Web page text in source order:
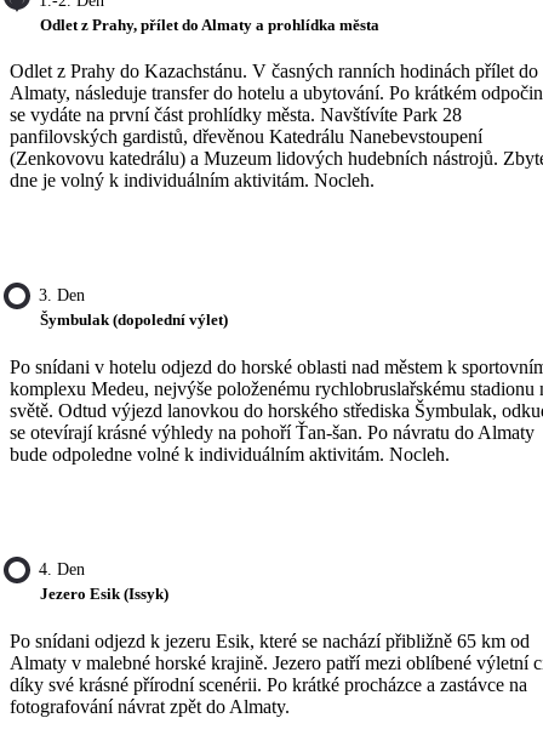
Odlet z Prahy, přílet do Almaty a prohlídka města
Odlet z Prahy do Kazachstánu. V časných ranních hodinách přílet do
Almaty, následuje transfer do hotelu a ubytování. Po krátkém
se vydáte na první část prohlídky města. Navštívíte Park 28
panfilovských gardistů, dřevěnou Katedrálu Nanebevstoupení
(Zenkovovu katedrálu) a Muzeum lidových hudebních nástrojů.
dne je volný k individuálním aktivitám. Nocleh.
3. Den
Šymbulak (dopolední výlet)
Po snídani v hotelu odjezd do horské oblasti nad městem k
komplexu Medeu, nejvýše položenému rychlobruslařskému stadionu
světě. Odtud výjezd lanovkou do horského střediska Šymbulak,
se otevírají krásné výhledy na pohoří Ťan-šan. Po návratu do Almaty
bude odpoledne volné k individuálním aktivitám. Nocleh.
4. Den
Jezero Esik (Issyk)
Po snídani odjezd k jezeru Esik, které se nachází přibližně 65 km od
Almaty v malebné horské krajině. Jezero patří mezi oblíbené výletní
díky své krásné přírodní scenérii. Po krátké procházce a zastávce na
fotografování návrat zpět do Almaty.